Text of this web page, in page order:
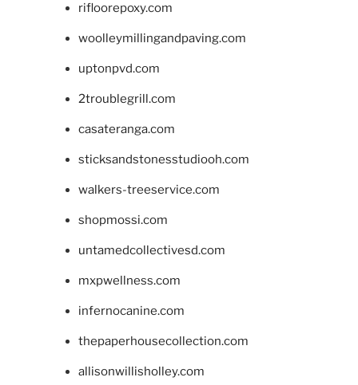
rifloorepoxy.com
woolleymillingandpaving.com
uptonpvd.com
2troublegrill.com
casateranga.com
sticksandstonesstudiooh.com
walkers-treeservice.com
shopmossi.com
untamedcollectivesd.com
mxpwellness.com
infernocanine.com
thepaperhousecollection.com
allisonwillisholley.com